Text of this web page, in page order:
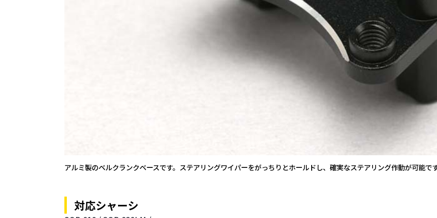
アルミ製のベルクランクベースです。ステアリングワイパーをがっちりとホールドし、確実なステアリング作動が可能で
対応シャーシ